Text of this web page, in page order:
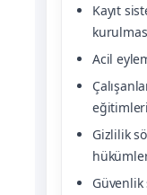
Kayıt
Acil
eğitimleri
Gizlilik